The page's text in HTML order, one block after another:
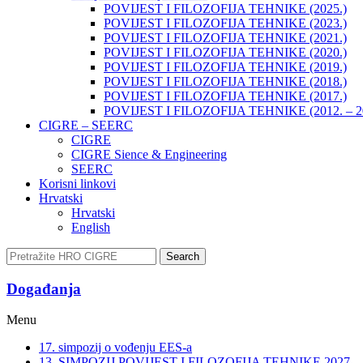
POVIJEST I FILOZOFIJA TEHNIKE (2025.)
POVIJEST I FILOZOFIJA TEHNIKE (2023.)
POVIJEST I FILOZOFIJA TEHNIKE (2021.)
POVIJEST I FILOZOFIJA TEHNIKE (2020.)
POVIJEST I FILOZOFIJA TEHNIKE (2019.)
POVIJEST I FILOZOFIJA TEHNIKE (2018.)
POVIJEST I FILOZOFIJA TEHNIKE (2017.)
POVIJEST I FILOZOFIJA TEHNIKE (2012. –
CIGRE – SEERC
CIGRE
CIGRE Sience & Engineering
SEERC
Korisni linkovi
Hrvatski
Hrvatski
English
Search
Događanja​
Menu
17. simpozij o vođenju EES-a